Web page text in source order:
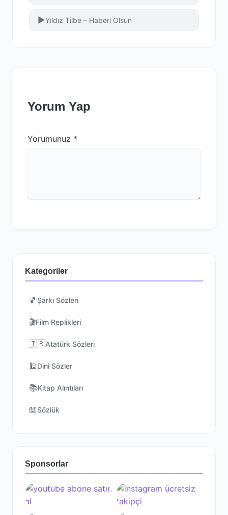
▶Yıldız Tilbe – Haberi Olsun
Yorum Yap
Yorumunuz *
Kategoriler
🎵 Şarkı Sözleri
🎬Film Replikleri
🇹🇷Atatürk Sözleri
🕌Dini Sözler
📚Kitap Alıntıları
📖Sözlük
Sponsorlar